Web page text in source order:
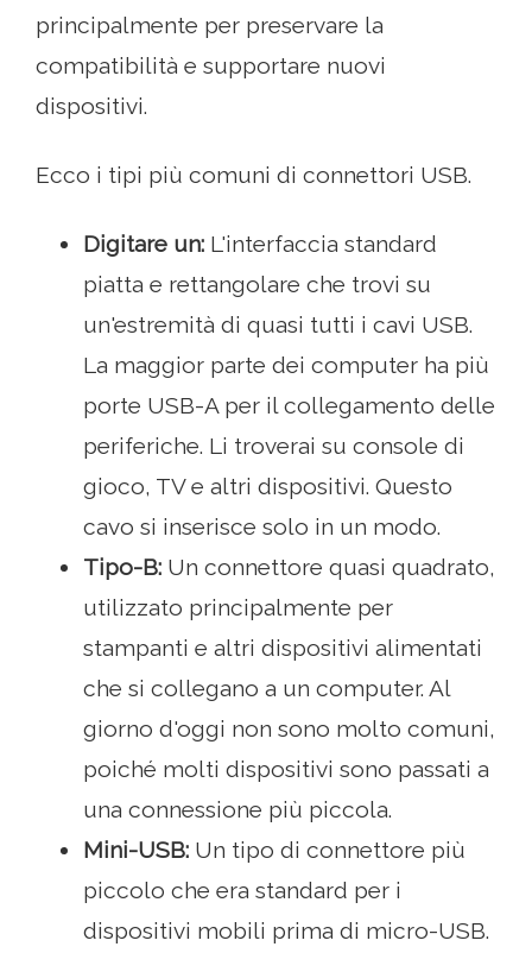
principalmente per preservare la
compatibilità e supportare nuovi
dispositivi.
Ecco i tipi più comuni di connettori USB.
Digitare un: L'interfaccia standard
piatta e rettangolare che trovi su
un'estremità di quasi tutti i cavi USB.
La maggior parte dei computer ha più
porte USB-A per il collegamento delle
periferiche. Li troverai su console di
gioco, TV e altri dispositivi. Questo
cavo si inserisce solo in un modo.
Tipo-B: Un connettore quasi quadrato,
utilizzato principalmente per
stampanti e altri dispositivi alimentati
che si collegano a un computer. Al
giorno d'oggi non sono molto comuni,
poiché molti dispositivi sono passati a
una connessione più piccola.
Mini-USB: Un tipo di connettore più
piccolo che era standard per i
dispositivi mobili prima di micro-USB.